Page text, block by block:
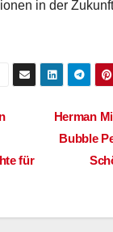
in der
Herman
Bubble
für